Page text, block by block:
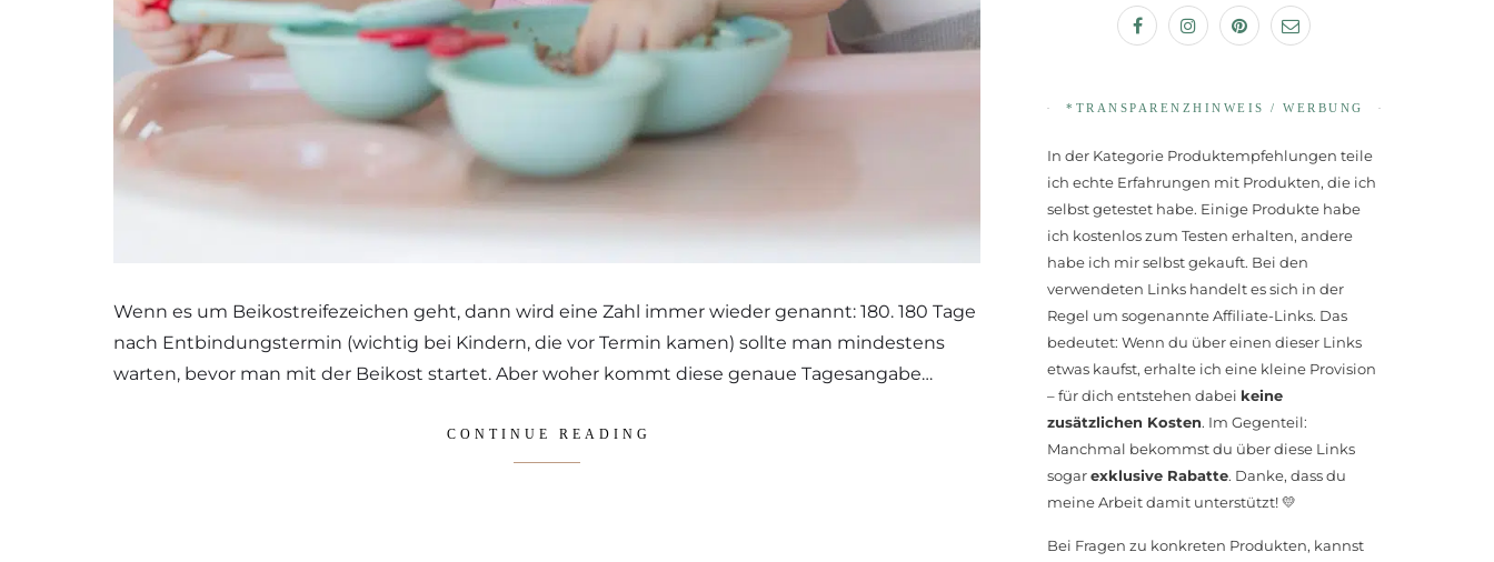
Wenn es um Beikostreifezeichen geht, dann wird eine Zahl immer wieder genannt: 180. 180 Tage
nach Entbindungstermin (wichtig bei Kindern, die vor Termin kamen) sollte man mindestens
warten, bevor man mit der Beikost startet. Aber woher kommt diese genaue Tagesangabe…
CONTINUE READING
*TRANSPARENZHINWEIS / WERBUNG
In der Kategorie Produktempfehlungen teile
ich echte Erfahrungen mit Produkten, die ich
selbst getestet habe. Einige Produkte habe
ich kostenlos zum Testen erhalten, andere
habe ich mir selbst gekauft. Bei den
verwendeten Links handelt es sich in der
Regel um sogenannte Affiliate-Links. Das
bedeutet: Wenn du über einen dieser Links
etwas kaufst, erhalte ich eine kleine Provision
– für dich entstehen dabei keine
zusätzlichen Kosten. Im Gegenteil:
Manchmal bekommst du über diese Links
sogarexklusive Rabatte. Danke, dass du
meine Arbeit damit unterstützt! 💛
Bei Fragen zu konkreten Produkten, kannst